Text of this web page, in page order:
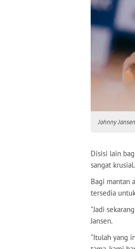
Johnny
Disisi lain
sangat
Bagi mantan
tersedia
"Jadi
Jansen.
"Itulah yang